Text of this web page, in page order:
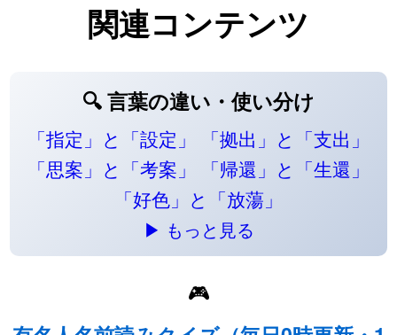
関連コンテンツ
🔍 言葉の違い・使い分け
「指定」と「設定」
「拠出」と「支出」
「思案」と「考案」
「帰還」と「生還」
「好色」と「放蕩」
▶ もっと見る
🎮